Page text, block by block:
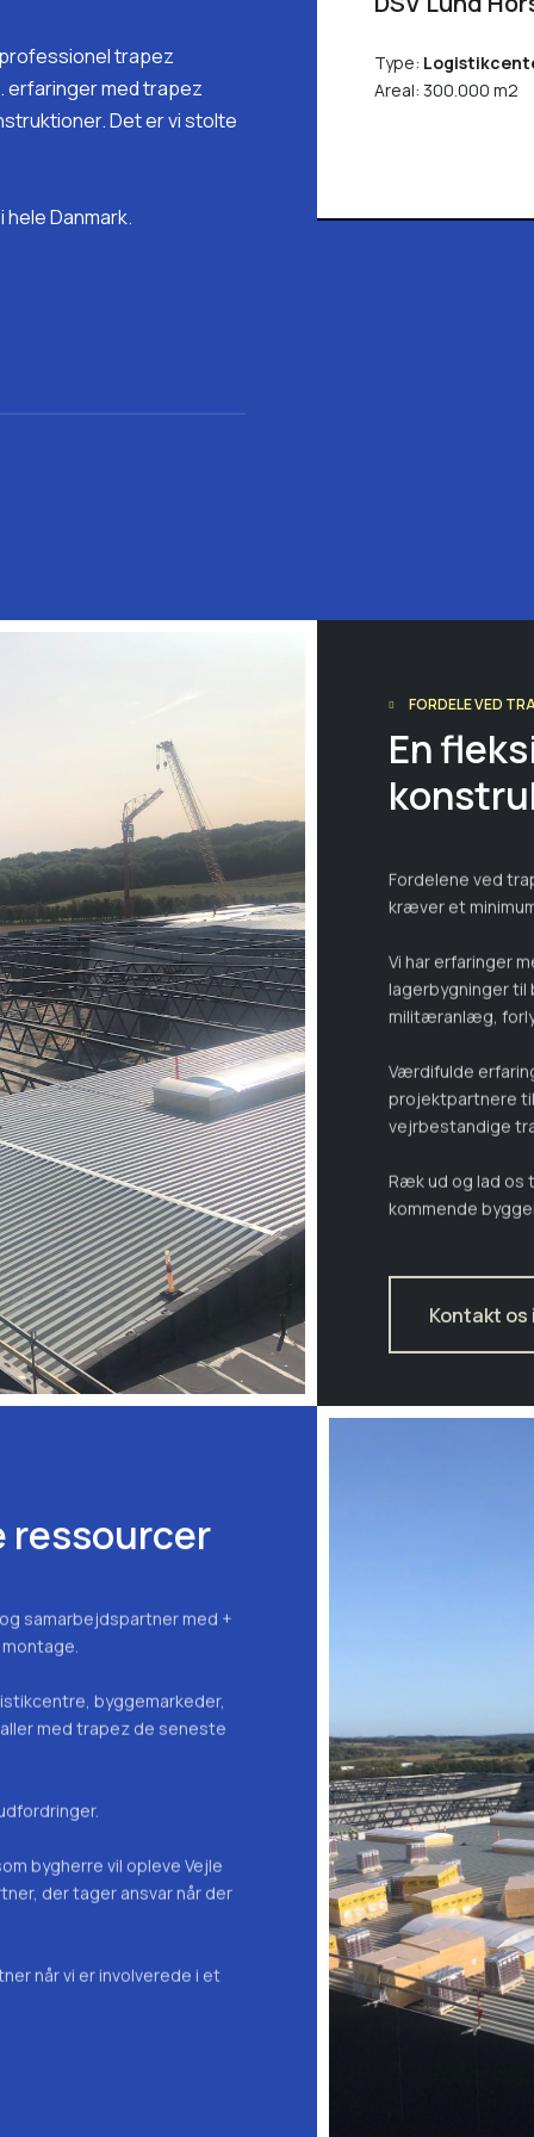
trapez
erfaringer med trapez
Det er vi stolte
Danmark.
Type:
Areal: 300.000 m2
FORDELE VED
En
Fordelene ved
kræver et
Vi har erfaringer
lagerbygninger
militæranlæg,
Værdifulde
projektpartnere
vejrbestandige
Ræk ud og lad os
kommende
ressourcer
samarbejdspartner med +
byggemarkeder,
med trapez de seneste
bygherre vil opleve Vejle
der tager ansvar når der
når vi er involverede i et